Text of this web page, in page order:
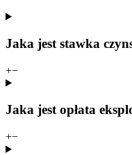
Jaka jest stawka
+−
Jaka jest opłata
+−